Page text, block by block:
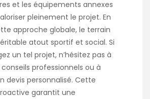
et les équipements annexes
pleinement le projet. En
approche globale, le terrain
atout sportif et social. Si
un tel projet, n’hésitez pas à
professionnels ou à
devis personnalisé. Cette
garantit une